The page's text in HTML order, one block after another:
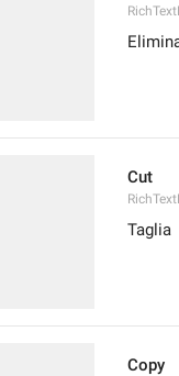
Cut
Taglia
Copy